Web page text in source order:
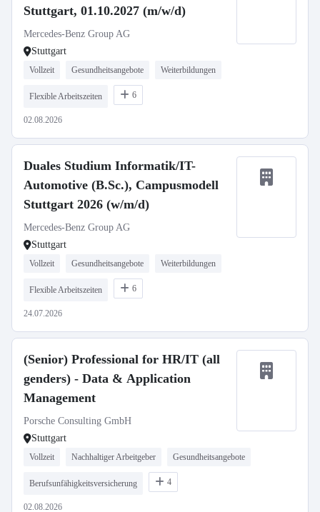
Stuttgart, 01.10.2027 (m/w/d)
Mercedes-Benz Group AG
Stuttgart
Vollzeit Gesundheitsangebote Weiterbildungen
Flexible Arbeitszeiten 6
02.08.2026
Duales Studium Informatik/IT-
Automotive (B.Sc.), Campusmodell
Stuttgart 2026 (w/m/d)
Mercedes-Benz Group AG
Stuttgart
Vollzeit Gesundheitsangebote Weiterbildungen
Flexible Arbeitszeiten 6
24.07.2026
(Senior) Professional for HR/IT (all
genders) - Data & Application
Management
Porsche Consulting GmbH
Stuttgart
Vollzeit Nachhaltiger Arbeitgeber Gesundheitsangebote
Berufsunfähigkeitsversicherung 4
02.08.2026